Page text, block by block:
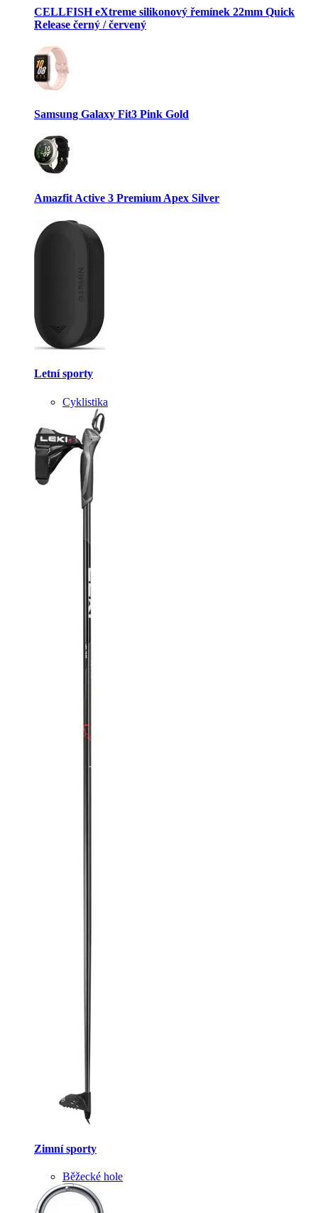
CELLFISH eXtreme silikonový řemínek 22mm Quick
Release černý / červený
Samsung Galaxy Fit3 Pink Gold
Amazfit Active 3 Premium Apex Silver
Letní sporty
Cyklistika
Zimní sporty
Běžecké hole